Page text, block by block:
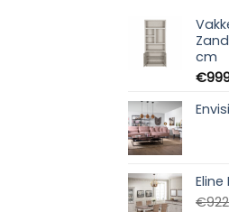
cm
€
€